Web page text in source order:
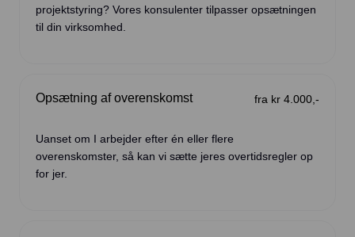
projektstyring? Vores konsulenter tilpasser opsætningen
til din virksomhed.
Opsætning af overenskomst fra kr 4.000,-
Uanset om I arbejder efter én eller flere
overenskomster, så kan vi sætte jeres overtidsregler op
for jer.